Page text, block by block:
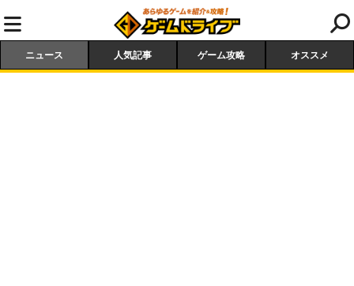
ニュース 人気記事 ゲーム攻略 オススメ